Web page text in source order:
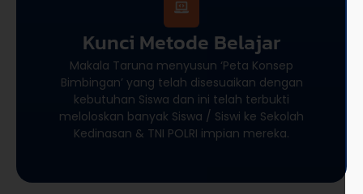
Kunci Metode Belajar
Makala Taruna menyusun ‘Peta Konsep
Bimbingan’ yang telah disesuaikan dengan
kebutuhan Siswa dan ini telah terbukti
meloloskan banyak Siswa / Siswi ke Sekolah
Kedinasan & TNI POLRI impian mereka.